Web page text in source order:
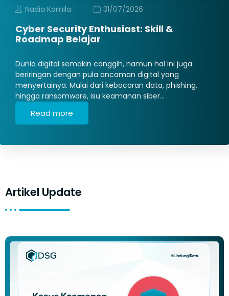
Nadia Kamila 31/07/2026
Cyber Security Enthusiast: Skill &
Roadmap Belajar
Dunia digital semakin canggih, namun hal ini juga
beriringan dengan pula ancaman digital yang
menyertainya. Mulai dari kebocoran data, phishing,
hingga ransomware, isu keamanan siber…
Read more
Artikel Update